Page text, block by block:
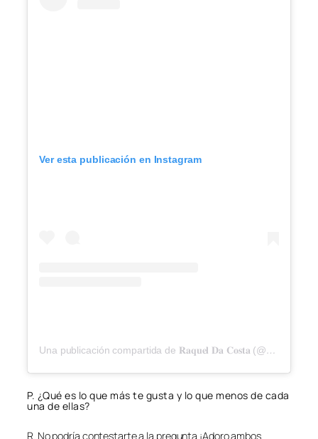
Ver esta publicación en Instagram
Una publicación compartida de 𝐑𝐚𝐪𝐮𝐞𝐥 𝐃𝐚 𝐂𝐨𝐬𝐭𝐚 (@ra.dacosta)
P. ¿Qué es lo que más te gusta y lo que menos de cada
una de ellas?
R. No podría contestarte a la pregunta ¡Adoro ambos